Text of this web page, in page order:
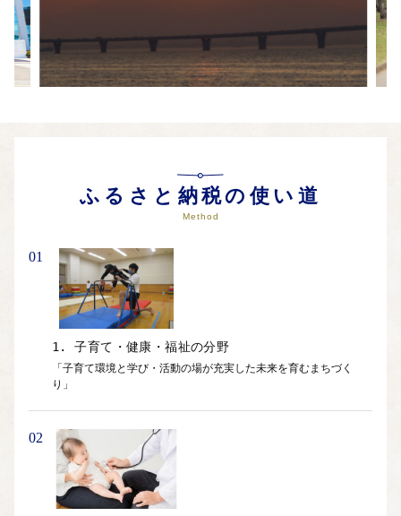
員の拡充に取り組むとともに、多様な保育ニーズに対応するた
め、様々な保育サービスの充実にも取り組んでいます。
また、教育環境の充実にも力を入れており、図書館を使った調
べ学習の推進や学級担任とは別にサポート教員を手厚く配置。
その他にも、自然体験活動など特色ある教育に取り組んでいま
ふるさと納税の使い道
Method
01
1. 子育て・健康・福祉の分野
「子育て環境と学び・活動の場が充実した未来を育むまちづく
り」
02